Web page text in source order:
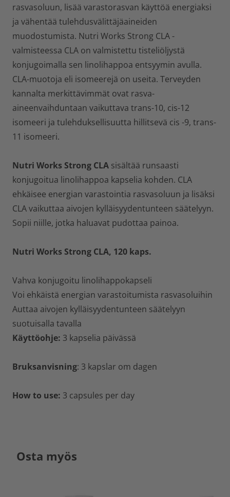
rasvasoluun, lisää varastorasvan käyttöä energiaksi
ja vähentää tulehdusvälittäjäaineiden
muodostumista. Nutri Works Strong CLA -
valmisteessa CLA on valmistettu tisteliöljystä
konjugoimalla sen linolihappoa entsyymin avulla.
CLA-muotoja eli isomeerejä on useita. Terveyden
kannalta merkittävimmät ovat rasva-
aineenvaihduntaan vaikuttava trans-10, cis-12
isomeeri ja tulehduksellisuutta hillitsevä cis -9, trans-
11 isomeeri.
Nutri Works Strong CLA sisältää runsaasti
konjugoitua linolihappoa kapselia kohden. CLA
ehkäisee energian varastointia rasvasoluun ja lisäksi
CLA vaikuttaa aivojen kylläisyydentunteen säätelyyn.
Sopii niille, jotka haluavat pudottaa painoa.
Nutri Works Strong CLA, 120 kaps.
Vahva konjugoitu linolihappokapseli
Voi ehkäistä energian varastoitumista rasvasoluihin
Auttaa aivojen kylläisyydentunteen säätelyyn
suotuisalla tavalla
Käyttöohje: 3 kapselia päivässä
Bruksanvisning: 3 kapslar om dagen
How to use: 3 capsules per day
Osta myös